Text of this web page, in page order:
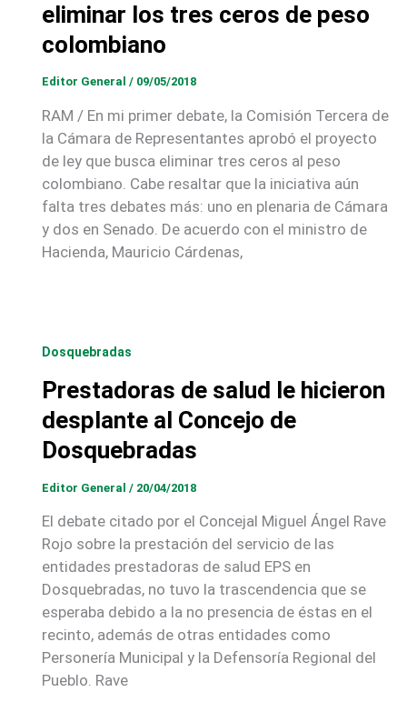
eliminar los tres ceros de peso
colombiano
Editor General / 09/05/2018
RAM / En mi primer debate, la Comisión Tercera de
la Cámara de Representantes aprobó el proyecto
de ley que busca eliminar tres ceros al peso
colombiano. Cabe resaltar que la iniciativa aún
falta tres debates más: uno en plenaria de Cámara
y dos en Senado. De acuerdo con el ministro de
Hacienda, Mauricio Cárdenas,
Dosquebradas
Prestadoras de salud le hicieron
desplante al Concejo de
Dosquebradas
Editor General / 20/04/2018
El debate citado por el Concejal Miguel Ángel Rave
Rojo sobre la prestación del servicio de las
entidades prestadoras de salud EPS en
Dosquebradas, no tuvo la trascendencia que se
esperaba debido a la no presencia de éstas en el
recinto, además de otras entidades como
Personería Municipal y la Defensoría Regional del
Pueblo. Rave